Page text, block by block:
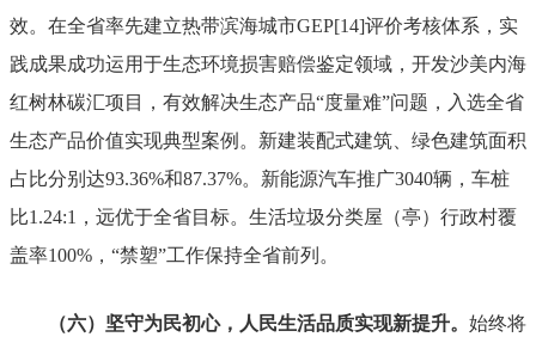
效。 在全省率先建立热带滨海城市GEP[14]评价考核体系，实
践成果成功运用于生态环境损害赔偿鉴定领域，开发沙美内海
红树林碳汇项目，有效解决生态产品“度量难”问题，入选全省
生态产品价值实现典型案例。新建装配式建筑、绿色建筑面积
占比分别达93.36%和87.37%。新能源汽车推广3040辆，车桩
比1.24:1 ，远优于全省目标。生活垃圾分类屋（亭）行政村覆
盖率100% ， “禁塑”工作保持全省前列。
（六）坚守为民初心，人民生活品质实现新提升。 始终将